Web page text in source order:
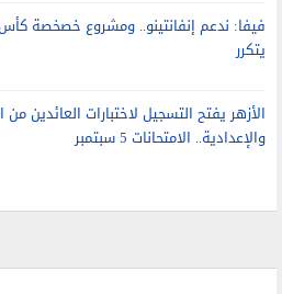
فيفا: ندعم إنفانتينو.. ومشروع خصخصة
يتكرر
الأزهر يفتح التسجيل لاختبارات العائدين من
والإعدادية.. الامتحانات 5 سبتمبر